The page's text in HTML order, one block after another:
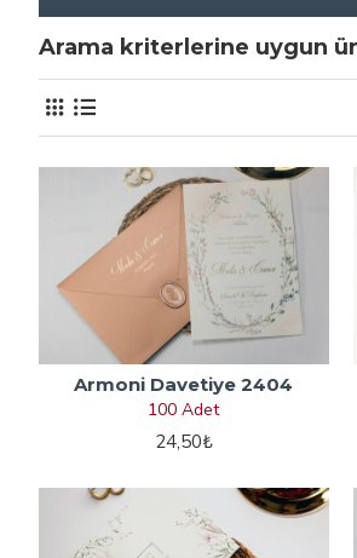
Arama kriterlerine uygun
Armoni Davetiye 2404
100 Adet
24,50₺